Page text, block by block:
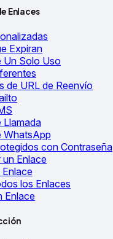
Enlaces
Expiran
Un Solo Uso
de URL de Reenvío
Llamada
WhatsApp
con Contraseña
Enlace
Enlace
los Enlaces
Enlace